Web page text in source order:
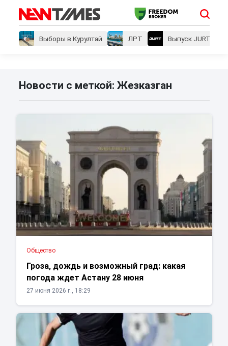
Выборы в Курултай ЛРТ Выпуск JURT
Новости с меткой: Жезказган
Общество
Гроза, дождь и возможный град: какая
погода ждет Астану 28 июня
27 июня 2026 г., 18:29